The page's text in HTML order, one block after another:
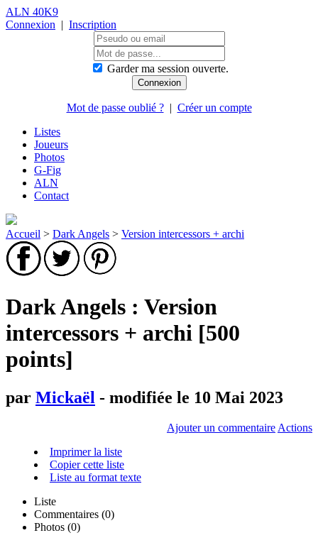
ALN 40K9
Connexion | Inscription
Garder ma session ouverte.
Mot de passe oublié ?| Créer un compte
Listes
Joueurs
Photos
G-Fig
ALN
Contact
Accueil > Dark Angels > Version intercessors + archi
Dark Angels : Version
intercessors + archi [500
points]
par Mickaël - modifiée le 10 Mai 2023
Ajouter un commentaire Actions
Imprimer la liste
Copier cette liste
Liste au format texte
Liste
Commentaires (0)
Photos (0)